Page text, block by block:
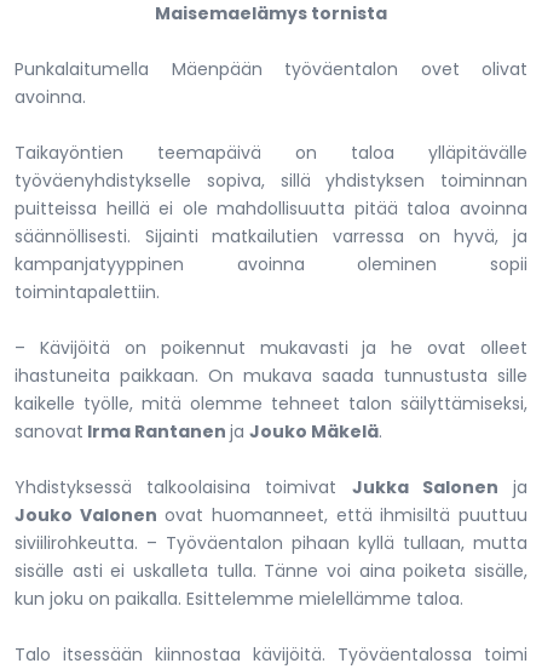
Maisemaelämys tornista
Punkalaitumella Mäenpään työväentalon ovet olivat
avoinna.
Taikayöntien teemapäivä on taloa ylläpitävälle
työväenyhdistykselle sopiva, sillä yhdistyksen toiminnan
puitteissa heillä ei ole mahdollisuutta pitää taloa avoinna
säännöllisesti. Sijainti matkailutien varressa on hyvä, ja
kampanjatyyppinen avoinna oleminen sopii
toimintapalettiin.
– Kävijöitä on poikennut mukavasti ja he ovat olleet
ihastuneita paikkaan. On mukava saada tunnustusta sille
kaikelle työlle, mitä olemme tehneet talon säilyttämiseksi,
sanovat Irma Rantanen ja Jouko Mäkelä.
Yhdistyksessä talkoolaisina toimivat Jukka Salonen ja
Jouko Valonen ovat huomanneet, että ihmisiltä puuttuu
siviilirohkeutta. – Työväentalon pihaan kyllä tullaan, mutta
sisälle asti ei uskalleta tulla. Tänne voi aina poiketa sisälle,
kun joku on paikalla. Esittelemme mielellämme taloa.
Talo itsessään kiinnostaa kävijöitä. Työväentalossa toimi